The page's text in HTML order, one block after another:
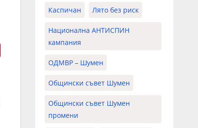
Каспичан Лято без риск
Национална АНТИСПИН
кампания
ОДМВР – Шумен
Общински съвет Шумен
Общински съвет Шумен
промени